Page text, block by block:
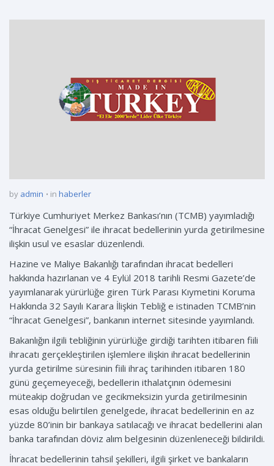
by admin in haberler
Türkiye Cumhuriyet Merkez Bankası’nın (TCMB) yayımladığı
“İhracat Genelgesi” ile ihracat bedellerinin yurda getirilmesine
ilişkin usul ve esaslar düzenlendi.
Hazine ve Maliye Bakanlığı tarafından ihracat bedelleri
hakkında hazırlanan ve 4 Eylül 2018 tarihli Resmi Gazete’de
yayımlanarak yürürlüğe giren Türk Parası Kıymetini Koruma
Hakkında 32 Sayılı Karara İlişkin Tebliğ e istinaden TCMB’nin
“İhracat Genelgesi”, bankanın internet sitesinde yayımlandı.
Bakanlığın ilgili tebliğinin yürürlüğe girdiği tarihten itibaren fiili
ihracatı gerçekleştirilen işlemlere ilişkin ihracat bedellerinin
yurda getirilme süresinin fiili ihraç tarihinden itibaren 180
günü geçemeyeceği, bedellerin ithalatçının ödemesini
müteakip doğrudan ve gecikmeksizin yurda getirilmesinin
esas olduğu belirtilen genelgede, ihracat bedellerinin en az
yüzde 80’inin bir bankaya satılacağı ve ihracat bedellerini alan
banka tarafından döviz alım belgesinin düzenleneceği bildirildi.
İhracat bedellerinin tahsil şekilleri, ilgili şirket ve bankaların